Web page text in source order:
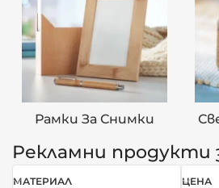
Рамки За Снимки
Рекламни продукти
МАТЕРИАЛ ЦЕНА